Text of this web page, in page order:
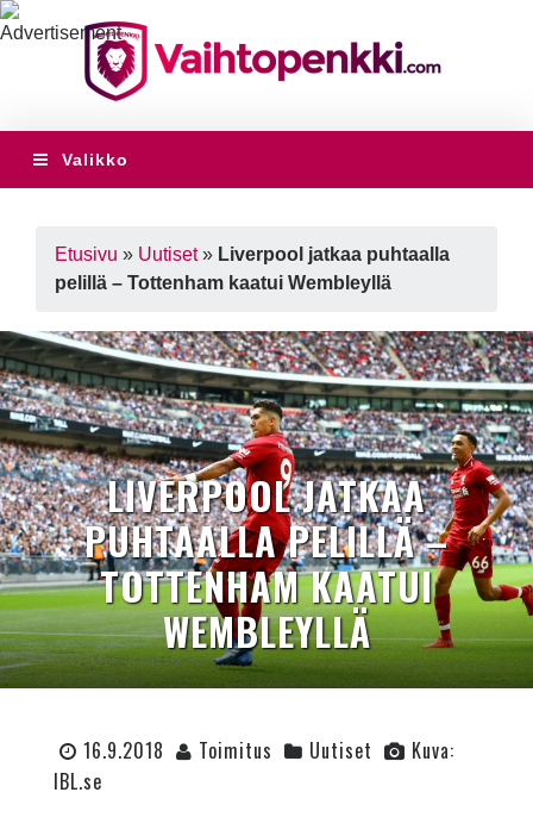
Valikko
Etusivu » Uutiset» Liverpool jatkaa puhtaalla
pelillä – Tottenham kaatui Wembleyllä
LIVERPOOL JATKAA
PUHTAALLA PELILLÄ –
TOTTENHAM KAATUI
WEMBLEYLLÄ
16.9.2018 Toimitus Uutiset
Kuva:
IBL.se